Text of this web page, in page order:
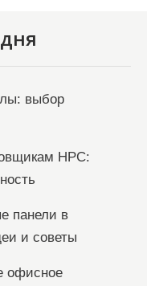
выбор
НРС:
панели в
и советы
офисное